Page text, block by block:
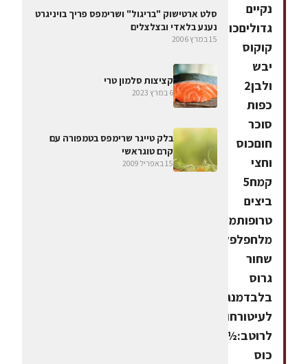
נקיים
גדוליםכוס
קוקוס
יבש
ולבן2
כפות
סוכר
חוםכוס
וחצי
קמח5
ביצים
טרופותמעט
מלחפלפל
שחור
גרוס
בלבדמנגו
לעיטורחומרים
לרוטב:½
כוס
סלט ארטישוק "בריגול" ושרימפס פריך בויניגרט
נענע בלאדי ובצלצלים
15 במרץ 2006
קציצות סלמון טרי
6 במרץ 2023
בלק טייגר שרימפס בטמפורה עם
קרם טוגראשי
15 באפריל 2009